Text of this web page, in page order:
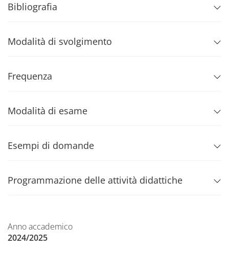
Bibliografia
Modalità di svolgimento
Frequenza
Modalità di esame
Esempi di domande
Programmazione delle attività didattiche
Anno accademico
2024/2025